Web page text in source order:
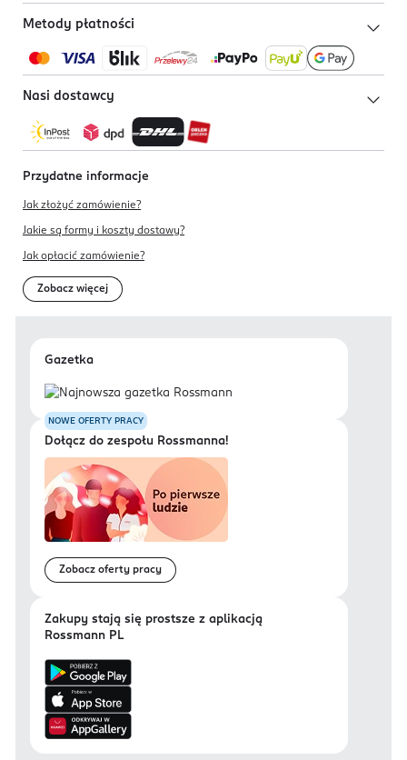
Metody płatności
Nasi dostawcy
Przydatne informacje
Jak złożyć zamówienie?
Jakie są formy i koszty dostawy?
Jak opłacić zamówienie?
Zobacz więcej
Gazetka
NOWE OFERTY PRACY
Dołącz do zespołu Rossmanna!
Zobacz oferty pracy
Zakupy stają się prostsze z aplikacją
Rossmann PL